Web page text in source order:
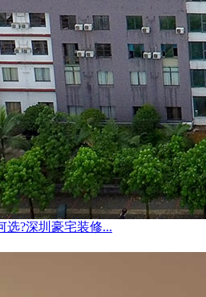
选?深圳豪宅装修...